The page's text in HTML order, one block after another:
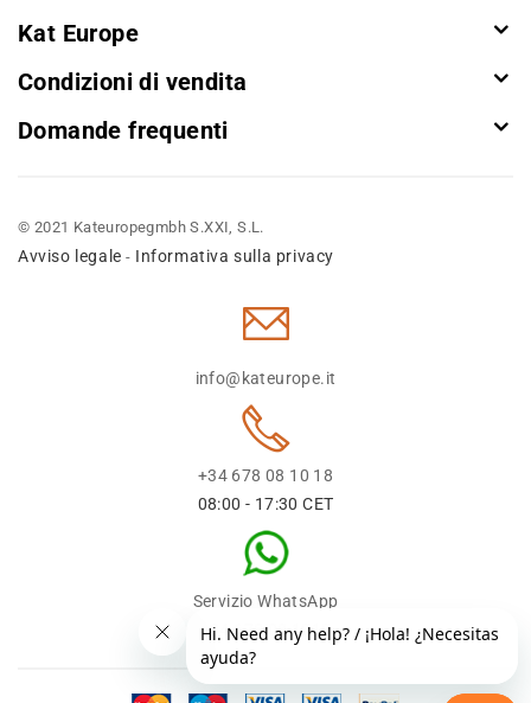
Kat Europe
Condizioni di vendita
Domande frequenti
© 2021 Kateuropegmbh S.XXI, S.L.
Avviso legale - Informativa sulla privacy
info@kateurope.it
+34 678 08 10 18
08:00 - 17:30 CET
Servizio WhatsApp
+34 678 08 1018